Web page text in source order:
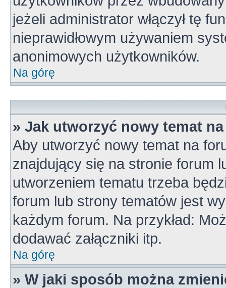
jeżeli administrator włączył tę
nieprawidłowym używaniem
anonimowych użytkowników.
Na górę
» Jak utworzyć nowy temat
Aby utworzyć nowy temat na
znajdujący się na stronie forum
utworzeniem tematu trzeba
forum lub strony tematów jest
każdym forum. Na przykład:
dodawać załączniki itp.
Na górę
» W jaki sposób można